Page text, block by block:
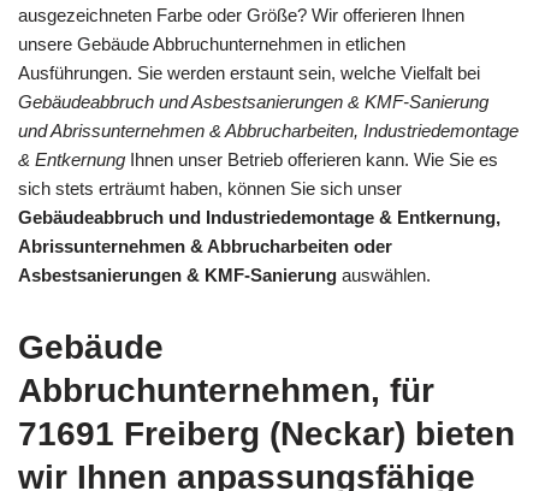
ausgezeichneten Farbe oder Größe? Wir offerieren Ihnen
unsere Gebäude Abbruchunternehmen in etlichen
Ausführungen. Sie werden erstaunt sein, welche Vielfalt bei
Gebäudeabbruch und Asbestsanierungen & KMF-Sanierung
und Abrissunternehmen & Abbrucharbeiten, Industriedemontage
& Entkernung Ihnen unser Betrieb offerieren kann. Wie Sie es
sich stets erträumt haben, können Sie sich unser
Gebäudeabbruch und Industriedemontage & Entkernung,
Abrissunternehmen & Abbrucharbeiten oder
Asbestsanierungen & KMF-Sanierung auswählen.
Gebäude
Abbruchunternehmen, für
71691 Freiberg (Neckar) bieten
wir Ihnen anpassungsfähige